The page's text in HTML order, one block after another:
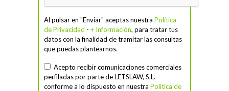
Al pulsar en "Enviar" aceptas nuestra Política
de Privacidad - + Información, para tratar tus
datos con la finalidad de tramitar las consultas
que puedas plantearnos.
Acepto recibir comunicaciones comerciales
perfiladas por parte de LETSLAW, S.L.
conforme a lo dispuesto en nuestra Política de